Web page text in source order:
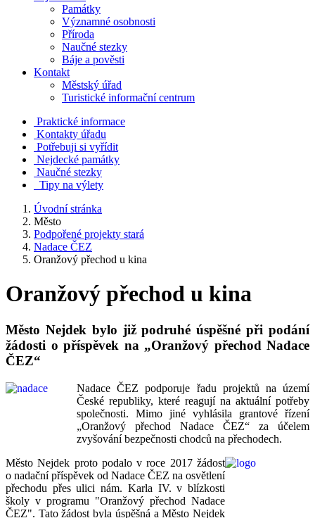
Památky
Významné osobnosti
Příroda
Naučné stezky
Báje a pověsti
Kontakt
Městský úřad
Turistické informační centrum
Praktické informace
Kontakty úřadu
Potřebuji si vyřídit
Nejdecké památky
Naučné stezky
Tipy na výlety
Úvodní stránka
Město
Podpořené projekty stará
Nadace ČEZ
Oranžový přechod u kina
Oranžový přechod u kina
Město Nejdek bylo již podruhé úspěšné při podání
žádosti o příspěvek na „Oranžový přechod Nadace
ČEZ“
Nadace ČEZ podporuje řadu projektů na území
České republiky, které reagují na aktuální potřeby
společnosti. Mimo jiné vyhlásila grantové řízení
„Oranžový přechod Nadace ČEZ“ za účelem
zvyšování bezpečnosti chodců na přechodech.
Město Nejdek proto podalo v roce 2017 žádost
o nadační příspěvek od Nadace ČEZ na osvětlení
přechodu přes ulici nám. Karla IV. v blízkosti
školy v programu "Oranžový přechod Nadace
ČEZ". Tato žádost byla úspěšná a Město Nejdek